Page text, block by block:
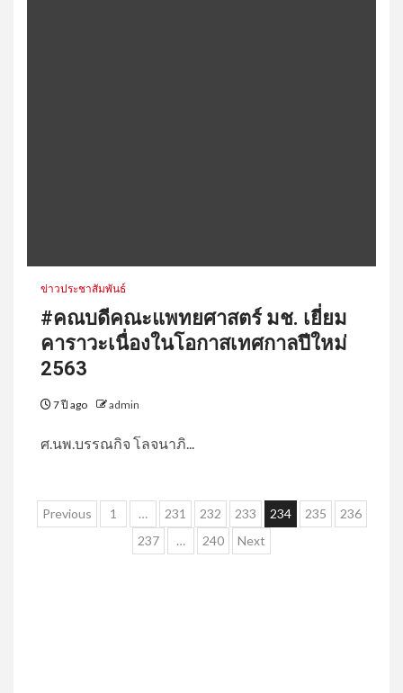
ข่าวประชาสัมพันธ์
#คณบดีคณะแพทยศาสตร์ มช. เยี่ยม
คาราวะเนื่องในโอกาสเทศกาลปีใหม่
2563
7 ปี ago admin
ศ.นพ.บรรณกิจ โลจนาภิ...
Posts
pagination
Previous 1 … 231 232 233 234 235
236
237
… 240 Next